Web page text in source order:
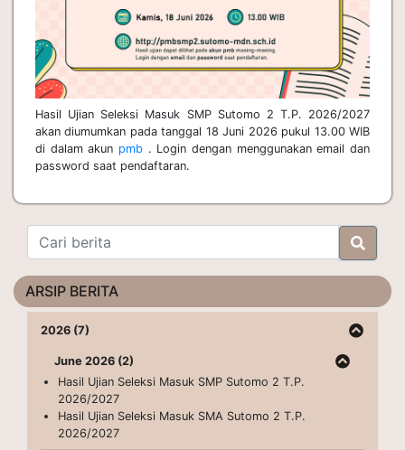
Hasil Ujian Seleksi Masuk SMP Sutomo 2 T.P. 2026/2027
akan diumumkan pada tanggal 18 Juni 2026 pukul 13.00 WIB
di dalam akun pmb . Login dengan menggunakan email dan
password saat pendaftaran.
ARSIP BERITA
2026 (7)
June 2026 (2)
Hasil Ujian Seleksi Masuk SMP Sutomo 2 T.P.
2026/2027
Hasil Ujian Seleksi Masuk SMA Sutomo 2 T.P.
2026/2027